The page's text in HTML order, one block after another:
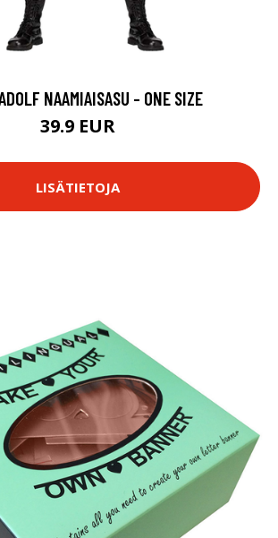
NAAMIAISASU - ONE SIZE
39.9 EUR
LISÄTIETOJA